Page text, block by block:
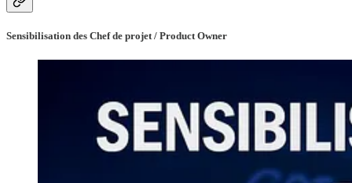
Sensibilisation des Chef de projet / Product Owner